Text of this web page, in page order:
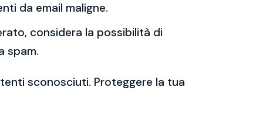
da email maligne.
considera la possibilità di
spam.
sconosciuti. Proteggere la tua